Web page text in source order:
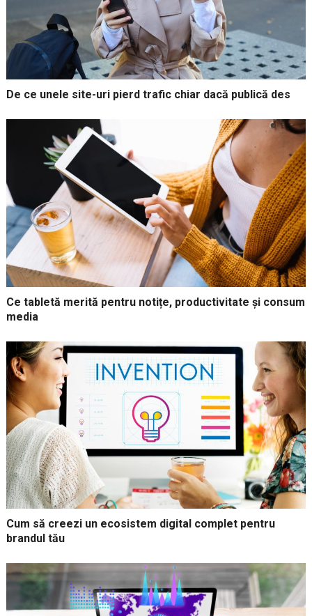
De ce unele site-uri pierd trafic chiar dacă publică des
Ce tabletă merită pentru notițe, productivitate și consum
media
Cum să creezi un ecosistem digital complet pentru
brandul tău